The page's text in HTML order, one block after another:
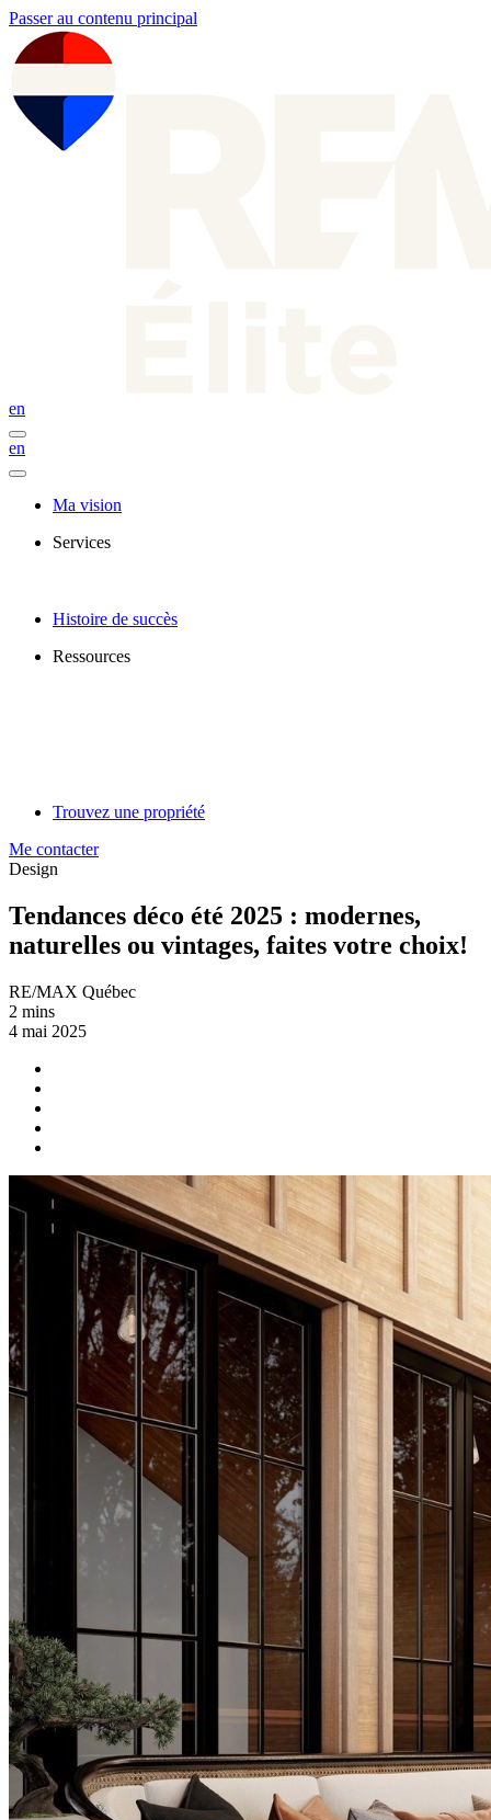
Passer au contenu principal
en
en
Ma vision
Services
Histoire de succès
Ressources
Trouvez une propriété
Me contacter
Design
Tendances déco été 2025 : modernes,
naturelles ou vintages, faites votre choix!
RE/MAX Québec
2 mins
4 mai 2025